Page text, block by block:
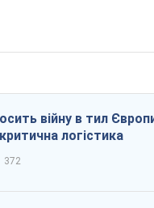
війну в тил
логістика
372